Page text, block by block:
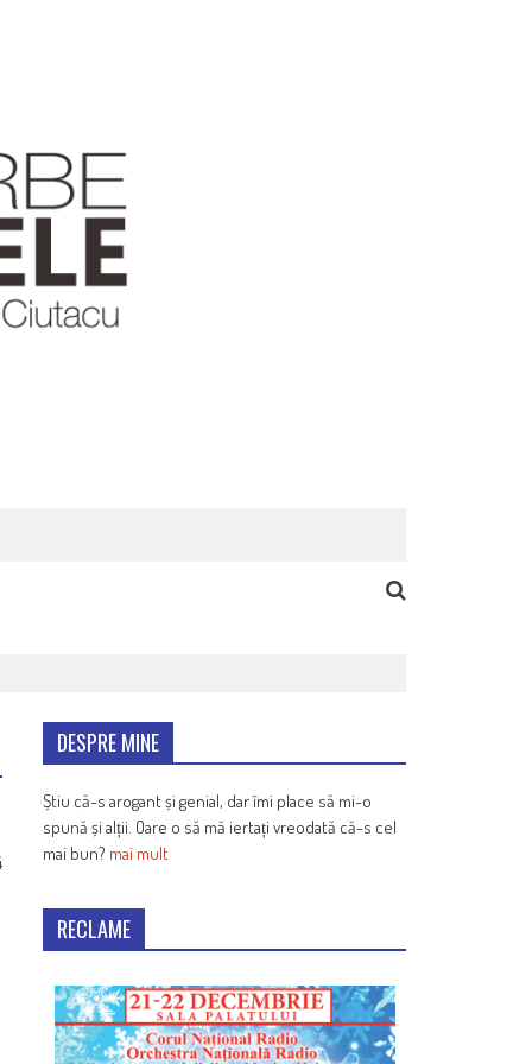
DESPRE MINE
Știu că-s arogant și genial, dar îmi place să mi-o
spună și alții. Oare o să mă iertați vreodată că-s cel
mai bun? mai mult
RECLAME